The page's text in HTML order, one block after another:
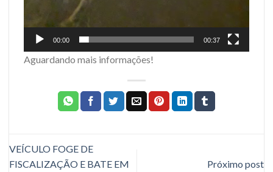
00:00 00:37
Aguardando mais informações!
VEÍCULO FOGE DE
FISCALIZAÇÃO E BATE EM
Próximo post